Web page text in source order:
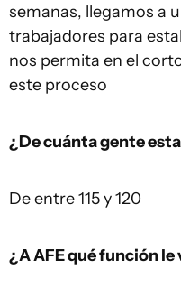
semanas, llegamos a
trabajadores para
nos permita en el
este proceso
¿De cuánta gente
De entre 115 y 120
¿A AFE qué función le